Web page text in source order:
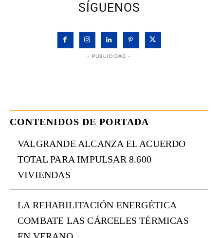
SÍGUENOS
- PUBLICIDAD -
CONTENIDOS DE PORTADA
VALGRANDE ALCANZA EL ACUERDO
TOTAL PARA IMPULSAR 8.600
VIVIENDAS
LA REHABILITACIÓN ENERGÉTICA
COMBATE LAS CÁRCELES TÉRMICAS